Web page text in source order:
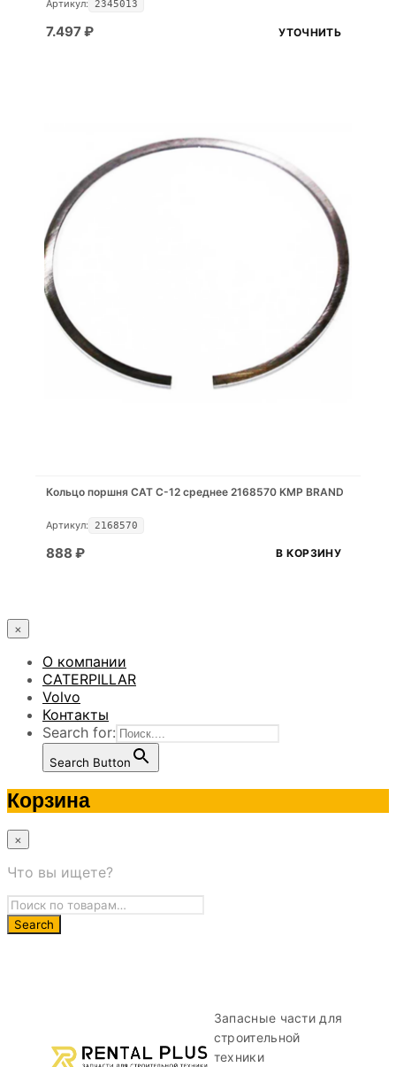
Артикул: 2345013
7.497₽ УТОЧНИТЬ
Кольцо поршня CAT C-12 среднее 2168570 KMP BRAND
Артикул: 2168570
888 ₽ В КОРЗИНУ
×
О компании
CATERPILLAR
Volvo
Контакты
Search for:
Search Button
Корзина
×
Что вы ищете?
Запасные части для
строительной
техники